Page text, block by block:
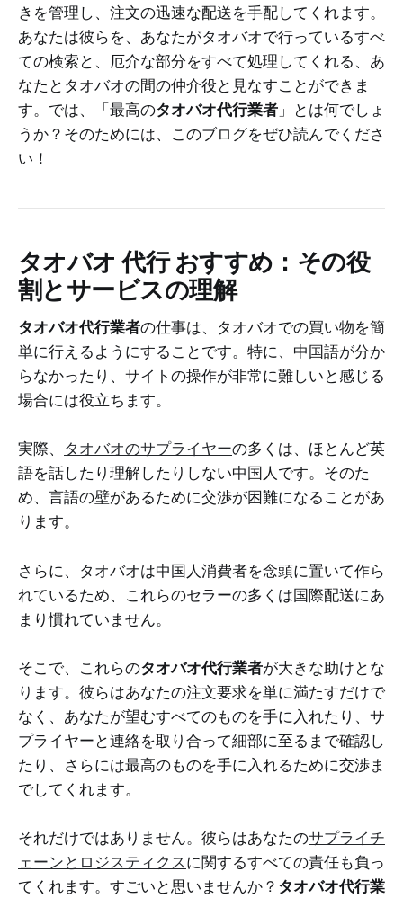
きを管理し、注文の迅速な配送を手配してくれます。
あなたは彼らを、あなたがタオバオで行っているすべ
ての検索と、厄介な部分をすべて処理してくれる、あ
なたとタオバオの間の仲介役と見なすことができま
す。では、「最高のタオバオ代行業者 」とは何でしょ
うか？そのためには、このブログをぜひ読んでくださ
い！
タオバオ 代行 おすすめ ：その役
割とサービスの理解
タオバオ代行業者の仕事は、タオバオでの買い物を簡
単に行えるようにすることです。特に、中国語が分か
らなかったり、サイトの操作が非常に難しいと感じる
場合には役立ちます。
実際、 タオバオのサプライヤーの多くは、ほとんど英
語を話したり理解したりしない中国人です。そのた
め、言語の壁があるために交渉が困難になることがあ
ります。
さらに、タオバオは中国人消費者を念頭に置いて作ら
れているため、これらのセラーの多くは国際配送にあ
まり慣れていません。
そこで、これらのタオバオ代行業者が大きな助けとな
ります。彼らはあなたの注文要求を単に満たすだけで
なく、あなたが望むすべてのものを手に入れたり、サ
プライヤーと連絡を取り合って細部に至るまで確認し
たり、さらには最高のものを手に入れるために交渉ま
でしてくれます。
それだけではありません。彼らはあなたのサプライチ
ェーンとロジスティクスに関するすべての責任も負っ
てくれます。すごいと思いませんか？ タオバオ代行業